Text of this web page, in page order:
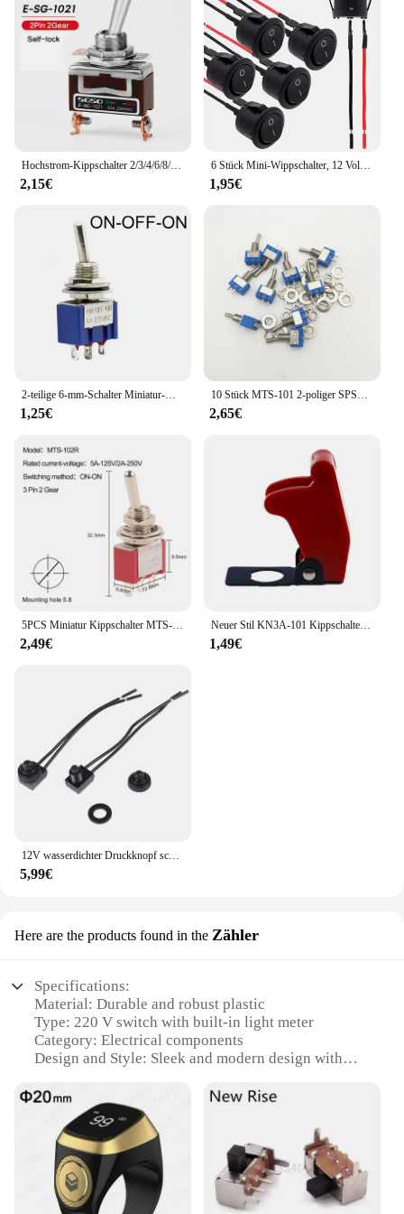
Hochstrom-Kippschalter 2/3/4/6/8/9/12 Pin Selbst rückstellung/selbstsicher nder Silber kontakt Kupfers tift 32a 250vac
2,15€
6 Stück Mini-Wippschalter, 12 Volt, EIN-Aus-Kippschalter mit vorverkabeltem 6 A/250 V, 10 A/125 V AC, 12 V DC, elektrische Schalter für Heimwerker
1,95€
2-teilige 6-mm-Schalter Miniatur-Kippschalter einpolige, wasserdichte Mini-Kappe, mikro elektronische Geräte, ein-aus-ein 6a
1,25€
10 Stück MTS-101 2-poliger SPST-Schalter EIN-AUS 2 Positionen AC125V/6A 250V/3A 6mm blaue Mini-Kippschalter
2,65€
5PCS Miniatur Kippschalter MTS-102/103/202/203/302/304/402/403 AUF-AUF AUF-WEG-AUF 5A125V 2A25 0V 3/6/9/12 Pin Montage 6mm
2,49€
Neuer Stil KN3A-101 Kippschalter Kipphebel 2Pin 2/Gang ON-OFF10A 125V/250V AC Kappe passend zu 12V, 24V, 48V, 110V, 220V Universal
1,49€
12V wasserdichter Druckknopf schalter Ein-Aus-Schalter mit 4 "Anschluss kabel schwarz 2St
5,99€
Here are the products found in the Zähler
Specifications:
Material: Durable and robust plastic
Type: 220 V switch with built-in light meter
Category: Electrical components
Design and Style: Sleek and modern design with
Usage and Purpose: Ideal for monitoring energy
consumption and controlling electrical appliances
Performance and Property: High-precision light
meter ensures accurate readings
Parts and Accessories: Comes with a user-friendly
interface and clear instructions